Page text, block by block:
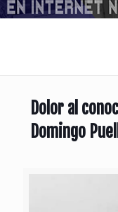
Dolor al
Domingo